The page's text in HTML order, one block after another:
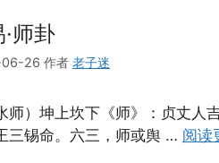
·师卦
26 作者 老子迷
师）坤上坎下《师》：贞丈
三锡命。六三，师或舆 … 阅读